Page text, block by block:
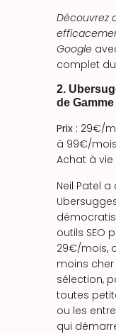
Découvrez
Google
complet du
2.
de
Prix : 29€/
à 99€/
Achat à vie
Neil Patel a
outils SEO
29€/mois,
moins
sélection,
toutes
ou les
qui